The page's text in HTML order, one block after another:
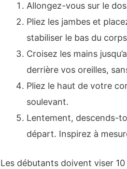
Allongez-vous sur le
Pliez les jambes et
stabiliser le bas du
Croisez les mains
derrière vos oreilles,
Pliez le haut de votre
soulevant.
Lentement, descends-
départ. Inspirez à
Les débutants doivent viser